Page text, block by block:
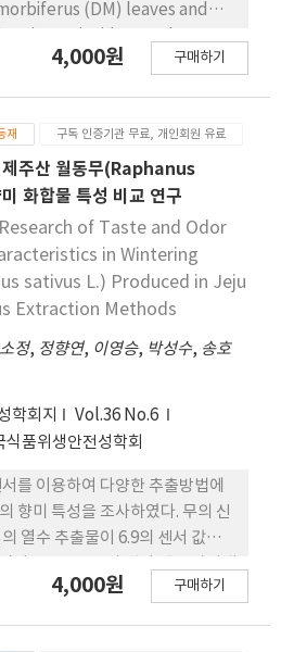
(DM) leaves and
We compared the pH
of kombucha fermented
and that with added DM
fermentation. Using
evaluated the effects of
different DM parts on
production and
cytokine content in
containing ethanol extracts
E-DML) and roots (BTK-E-
radical scavenging
black tea alone (BTK-
experiment using RAW 264.7,
with 8 mg/mL
cytotoxicity; the
(LPS)-induced NO
reduced after BTK-E-
EDMR treatments compared
4,000원 구매하기
재 구독 인증기관 무료, 개인회원 유료
제주산 월동무(Raphanus
화합물 특성 비교 연구
of Taste and Odor
in Wintering
sativus L.) Produced in Jeju
Extraction Methods
정, 정향연, 이영승, 박성수, 송호
학회지
Vol.36 No.6
식품위생안전성학회
를 이용하여 다양한 추출방법에
향미 특성을 조사하였다. 무의 신
열수 추출물이 6.9의 센서 값을
의 콜드 브루 추출물이 가장 높았다.
4,000원 구매하기